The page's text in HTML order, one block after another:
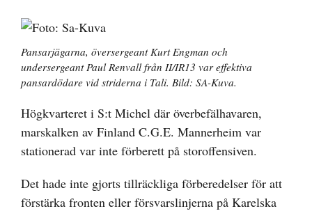
Pansarjägarna, översergeant Kurt Engman och
undersergeant Paul Renvall från II/IR13 var effektiva
pansardödare vid striderna i Tali. Bild: SA-Kuva.
Högkvarteret i S:t Michel där överbefälhavaren,
marskalken av Finland C.G.E. Mannerheim var
stationerad var inte förberett på storoffensiven.
Det hade inte gjorts tillräckliga förberedelser för att
förstärka fronten eller försvarslinjerna på Karelska